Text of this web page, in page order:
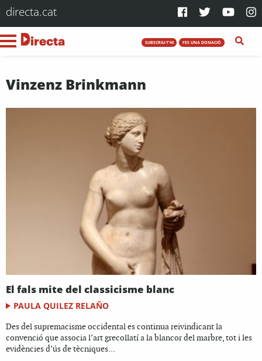
directa.cat
SUBSCRIU-T'HI FES UNA DONACIÓ
Vinzenz Brinkmann
El fals mite del classicisme blanc
PAULA QUILEZ RELAÑO
Des del supremacisme occidental es continua reivindicant la
convenció que associa l’art grecollatí a la blancor del marbre, tot i les
evidències d’ús de tècniques...